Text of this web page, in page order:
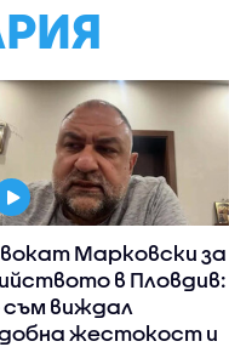
Марковски за
в Пловдив:
съм виждал
жестокост и